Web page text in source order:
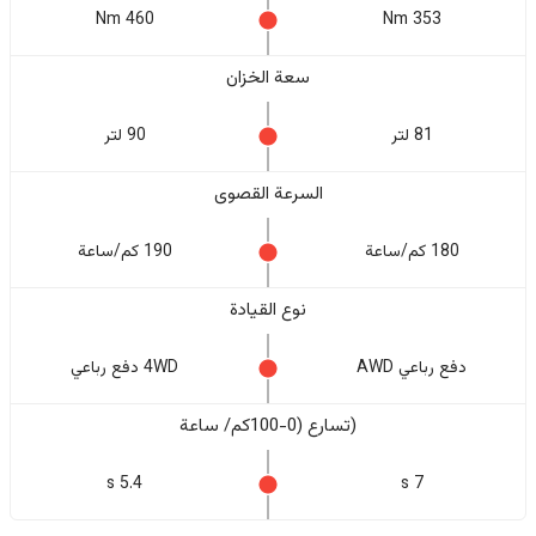
353 Nm
460 Nm
سعة الخزان
81 لتر 90 لتر
السرعة القصوى
180 كم/ساعة 190 كم/ساعة
نوع القيادة
دفع رباعي AWD 4WD دفع رباعي
(تسارع (0-100كم/ ساعة
7 s
5.4 s